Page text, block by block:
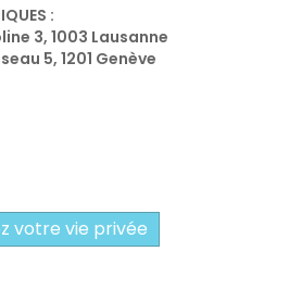
:
3, 1003 Lausanne
5, 1201 Genève
votre vie privée